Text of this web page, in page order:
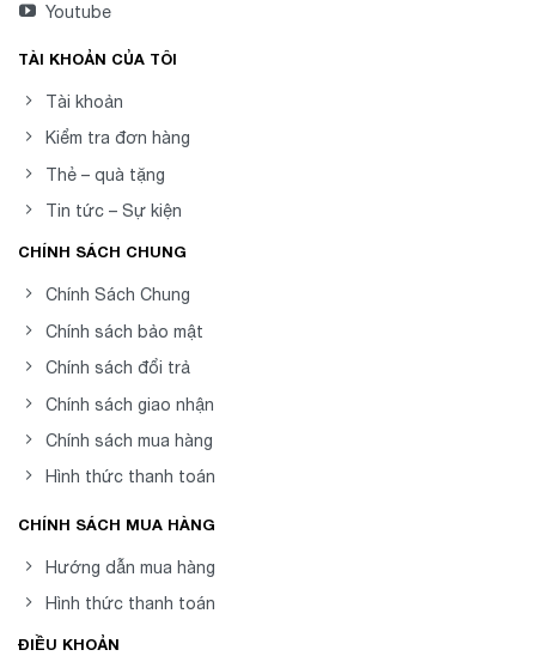
Youtube
TÀI KHOẢN CỦA TÔI
Tài khoản
Kiểm tra đơn hàng
Thẻ – quà tặng
Tin tức – Sự kiện
CHÍNH SÁCH CHUNG
Chính Sách Chung
Chính sách bảo mật
Chính sách đổi trả
Chính sách giao nhận
Chính sách mua hàng
Hình thức thanh toán
CHÍNH SÁCH MUA HÀNG
Hướng dẫn mua hàng
Hình thức thanh toán
ĐIỀU KHOẢN